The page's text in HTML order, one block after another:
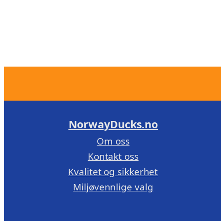
NorwayDucks.no
Om oss
Kontakt oss
Kvalitet og sikkerhet
Miljøvennlige valg